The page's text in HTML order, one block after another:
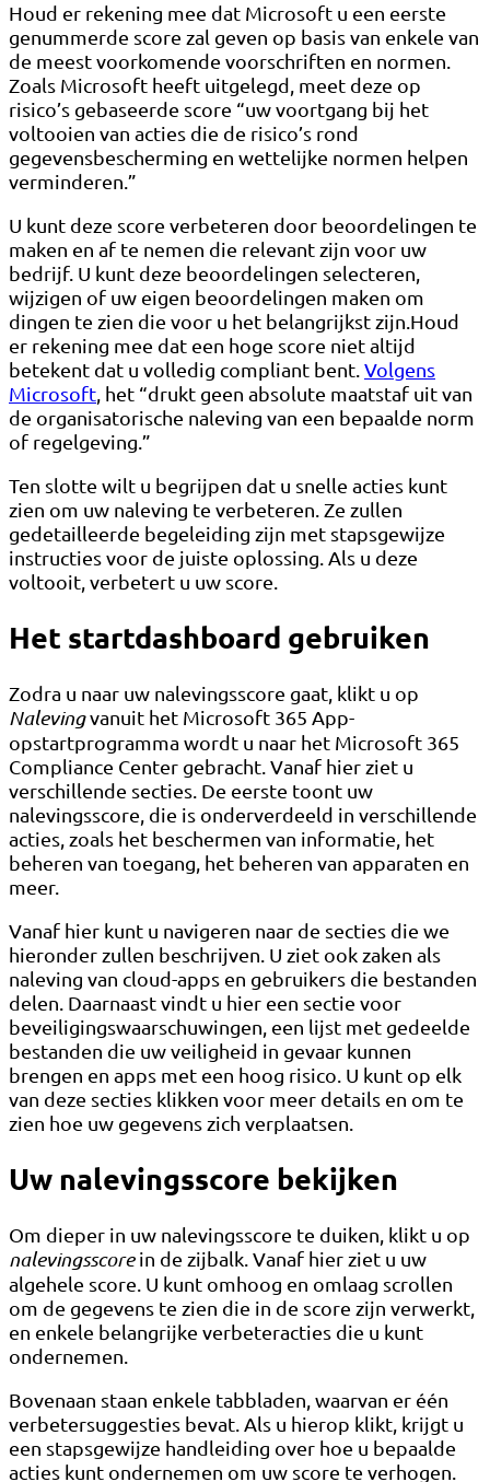
Houd er rekening mee dat Microsoft u een eerste
genummerde score zal geven op basis van enkele van
de meest voorkomende voorschriften en normen.
Zoals Microsoft heeft uitgelegd, meet deze op
risico’s gebaseerde score “uw voortgang bij het
voltooien van acties die de risico’s rond
gegevensbescherming en wettelijke normen helpen
verminderen.”
U kunt deze score verbeteren door beoordelingen te
maken en af ​​te nemen die relevant zijn voor uw
bedrijf. U kunt deze beoordelingen selecteren,
wijzigen of uw eigen beoordelingen maken om
dingen te zien die voor u het belangrijkst zijn.Houd
er rekening mee dat een hoge score niet altijd
betekent dat u volledig compliant bent. Volgens
Microsoft , het “drukt geen absolute maatstaf uit van
de organisatorische naleving van een bepaalde norm
of regelgeving.”
Ten slotte wilt u begrijpen dat u snelle acties kunt
zien om uw naleving te verbeteren. Ze zullen
gedetailleerde begeleiding zijn met stapsgewijze
instructies voor de juiste oplossing. Als u deze
voltooit, verbetert u uw score.
Het startdashboard gebruiken
Zodra u naar uw nalevingsscore gaat, klikt u op
Nalevingvanuit het Microsoft 365 App-
opstartprogramma wordt u naar het Microsoft 365
Compliance Center gebracht. Vanaf hier ziet u
verschillende secties. De eerste toont uw
nalevingsscore, die is onderverdeeld in verschillende
acties, zoals het beschermen van informatie, het
beheren van toegang, het beheren van apparaten en
meer.
Vanaf hier kunt u navigeren naar de secties die we
hieronder zullen beschrijven. U ziet ook zaken als
naleving van cloud-apps en gebruikers die bestanden
delen. Daarnaast vindt u hier een sectie voor
beveiligingswaarschuwingen, een lijst met gedeelde
bestanden die uw veiligheid in gevaar kunnen
brengen en apps met een hoog risico. U kunt op elk
van deze secties klikken voor meer details en om te
zien hoe uw gegevens zich verplaatsen.
Uw nalevingsscore bekijken
Om dieper in uw nalevingsscore te duiken, klikt u op
nalevingsscorein de zijbalk. Vanaf hier ziet u uw
algehele score. U kunt omhoog en omlaag scrollen
om de gegevens te zien die in de score zijn verwerkt,
en enkele belangrijke verbeteracties die u kunt
ondernemen.
Bovenaan staan ​​enkele tabbladen, waarvan er één
verbetersuggesties bevat. Als u hierop klikt, krijgt u
een stapsgewijze handleiding over hoe u bepaalde
acties kunt ondernemen om uw score te verhogen.